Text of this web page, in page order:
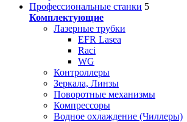
Профессиональные станки 5
Комплектующие
Лазерные трубки
EFR Lasea
Raci
WG
Контроллеры
Зеркала, Линзы
Поворотные механизмы
Компрессоры
Водное охлаждение (Чиллеры)